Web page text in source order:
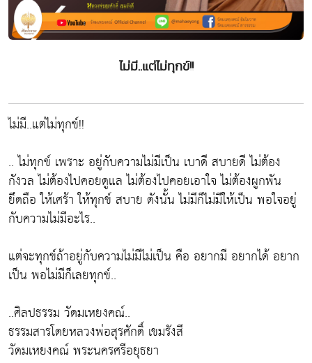
ไม่มี..แต่ไม่ทุกข์!!
ไม่มี..แต่ไม่ทุกข์!!
.. ไม่ทุกข์ เพราะ อยู่กับความไม่มีเป็น เบาดี สบายดี ไม่ต้อง
กังวล ไม่ต้องไปคอยดูแล ไม่ต้องไปคอยเอาใจ ไม่ต้องผูกพัน
ยึดถือ ให้เศร้า ให้ทุกข์ สบาย ดังนั้น ไม่มีก็ไม่มีให้เป็น พอใจอยู่
กับความไม่มีอะไร..
แต่จะทุกข์ถ้าอยู่กับความไม่มีไม่เป็น คือ อยากมี อยากได้ อยาก
เป็น พอไม่มีก็เลยทุกข์..
..ศิลปธรรม วัดมเหยงคณ์..
ธรรมสารโดยหลวงพ่อสุรศักดิ์ เขมรังสี
วัดมเหยงคณ์ พระนครศรีอยุธยา